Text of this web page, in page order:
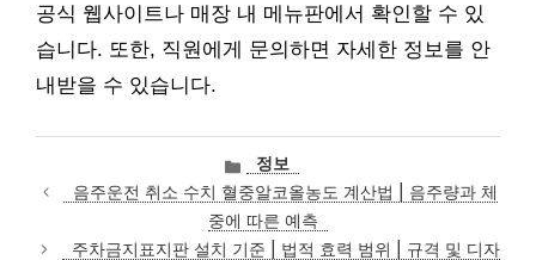
공식 웹사이트나 매장 내 메뉴판에서 확인할 수 있
습니다. 또한, 직원에게 문의하면 자세한 정보를 안
내받을 수 있습니다.
카
테
고
리
정보
음주운전 취소 수치 혈중알코올농도 계산법 | 음주량과 체
중에 따른 예측
주차금지표지판 설치 기준 | 법적 효력 범위 | 규격 및 디자